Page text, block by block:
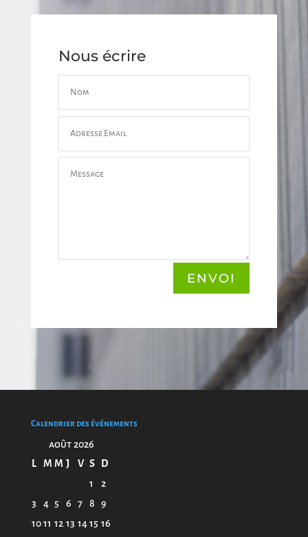
Nous écrire
ENVOI
Calendrier des événements
août 2026
L
M M J V S
D
1
2
3
4 5 6 7 8
9
10 11 12 13 14 15 16